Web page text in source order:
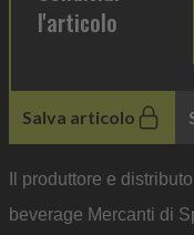
l'articolo
Salva articolo
Il produttore e
beverage Mercanti di